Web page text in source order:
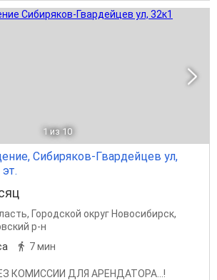
1 из 10
Сибиряков-Гвардейцев ул,
, Городской округ Новосибирск,
р-н
7 мин
КОМИССИИ ДЛЯ АРЕНДАТОРА...!